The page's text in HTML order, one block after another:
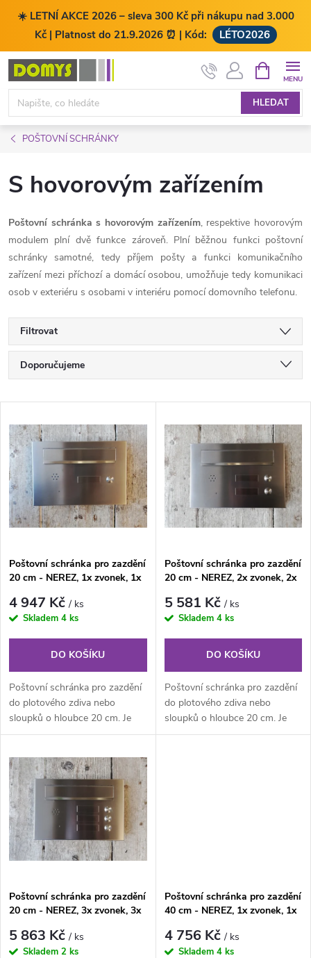
☀️ LETNÍ AKCE 2026 – sleva 300 Kč při nákupu nad 3.000
Kč | Platnost do 21.9.2026 ⏰ | Kód:
LÉTO2026
Přejít
obsah
HLEDAT
NÁKUPNÍ
KOŠÍK
POŠTOVNÍ SCHRÁNKY
S hovorovým zařízením
Poštovní schránka s hovorovým zařízením, respektive hovorovým
modulem plní dvě funkce zároveň. Plní běžnou funkci poštovní
schránky samotné, tedy příjem pošty a funkci komunikačního
zařízení mezi příchozí a domácí osobou, umožňuje tedy komunikaci
osob v exteriéru s osobami v interiéru pomocí domovního telefonu.
Filtrovat
Ř
a
z
e
n
í
p
r
o
d
u
k
t
ů
Doporučujeme
Nejprodávanější
Abecedně
V
ý
p
i
s
p
r
d
u
k
t
ů
Poštovní schránka pro zazdění
20 cm - NEREZ, 1x zvonek, 1x
audio
4 947 Kč/ ks
Skladem 4 ks
DO KOŠÍKU
Poštovní schránka pro zazdění
do plotového zdiva nebo
sloupků o hloubce 20 cm. Je
určená zejména pro zazdění do
Poštovní schránka pro zazdění
20 cm - NEREZ, 2x zvonek, 2x
audio
5 581 Kč/ ks
Skladem 4 ks
DO KOŠÍKU
Poštovní schránka pro zazdění
do plotového zdiva nebo
sloupků o hloubce 20 cm. Je
určená zejména pro zazdění do
Poštovní schránka pro zazdění
20 cm - NEREZ, 3x zvonek, 3x
audio
5 863 Kč/ ks
Skladem 2 ks
Poštovní schránka pro zazdění
40 cm - NEREZ, 1x zvonek, 1x
audio
4 756 Kč/ ks
Skladem 4 ks